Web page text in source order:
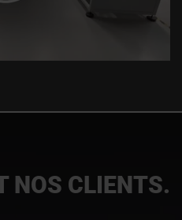
NOS CLIENTS.